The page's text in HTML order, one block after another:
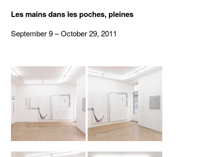
Les mains dans les poches, pleines
September 9 – October 29, 2011